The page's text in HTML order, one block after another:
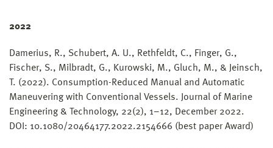
2022
Damerius, R., Schubert, A. U., Rethfeldt, C., Finger, G.,
Fischer, S., Milbradt, G., Kurowski, M., Gluch, M., & Jeinsch,
T. (2022). Consumption-Reduced Manual and Automatic
Maneuvering with Conventional Vessels. Journal of Marine
Engineering & Technology, 22(2), 1–12, December 2022.
DOI: 10.1080/20464177.2022.2154666 (best paper Award)